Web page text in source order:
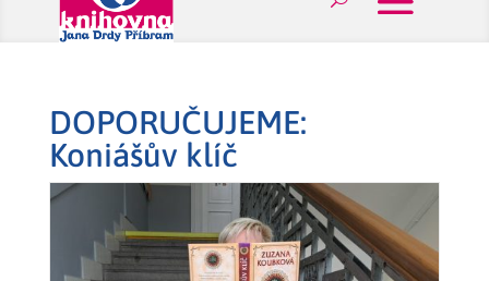
DOPORUČUJEME:
Koniášův klíč